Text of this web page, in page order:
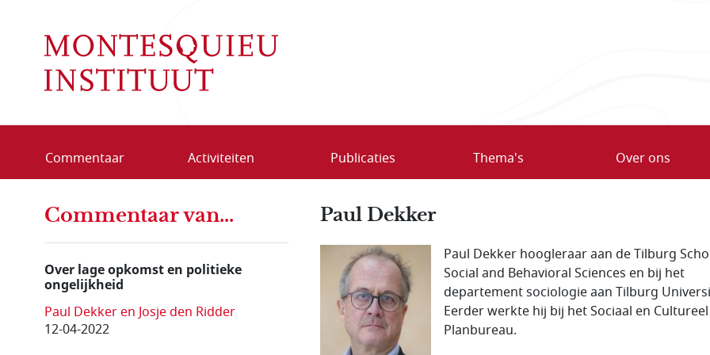
Commentaar Activiteiten Publicaties Thema's Over ons
Paul Dekker
Paul Dekker hoogleraar aan de Tilburg
Social and Behavioral Sciences en bij het
departement sociologie aan Tilburg
Eerder werkte hij bij het Sociaal en Cultureel
Planbureau.
Commentaar van...
Over lage opkomst en politieke
ongelijkheid
Paul Dekker en Josje den Ridder
12-04-2022